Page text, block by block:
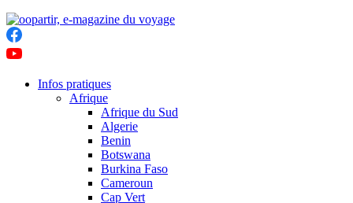
Infos pratiques
Afrique
Afrique du Sud
Algerie
Benin
Botswana
Burkina Faso
Cameroun
Cap Vert